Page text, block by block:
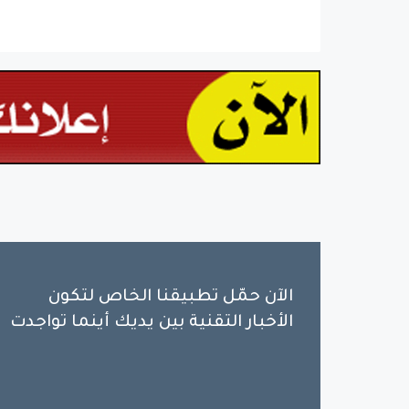
الآن حمّل تطبيقنا الخاص لتكون
الأخبار التقنية بين يديك أينما تواجدت